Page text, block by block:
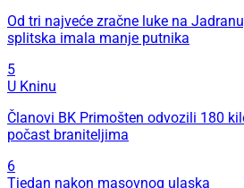
Od tri najveće zračne luke na
splitska imala manje putnika
5
U Kninu
Članovi BK Primošten odvozili 180
počast braniteljima
6
Tjedan nakon masovnog ulaska